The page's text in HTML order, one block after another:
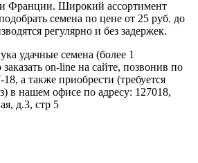
Франции. Широкий ассортимент
семена по цене от 25 руб. до
регулярно и без задержек.
удачные семена (более 1
on-line на сайте, позвонив по
а также приобрести (требуется
в нашем офисе по адресу: 127018,
д.3, стр 5